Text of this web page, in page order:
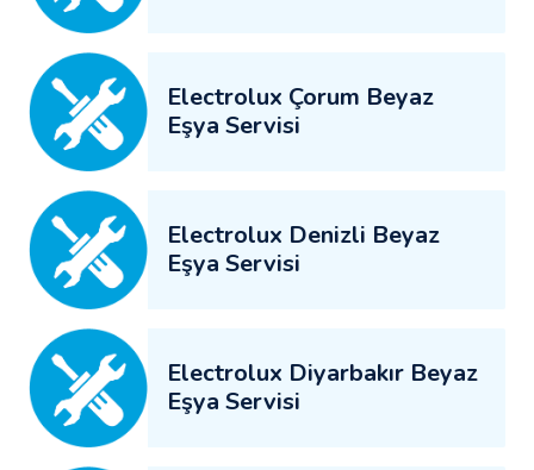
Electrolux Çorum Beyaz
Eşya Servisi
Electrolux Denizli Beyaz
Eşya Servisi
Electrolux Diyarbakır Beyaz
Eşya Servisi